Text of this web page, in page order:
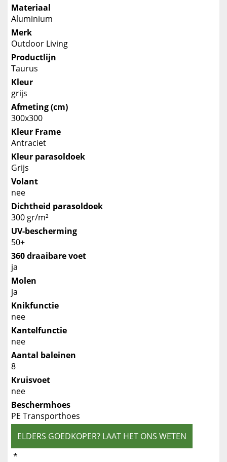
Materiaal
Aluminium
Merk
Outdoor Living
Productlijn
Taurus
Kleur
grijs
Afmeting (cm)
300x300
Kleur Frame
Antraciet
Kleur parasoldoek
Grijs
Volant
nee
Dichtheid parasoldoek
300 gr/m²
UV-bescherming
50+
360 draaibare voet
ja
Molen
ja
Knikfunctie
nee
Kantelfunctie
nee
Aantal baleinen
8
Kruisvoet
nee
Beschermhoes
PE Transporthoes
ELDERS GOEDKOPER? LAAT HET ONS WETEN
*